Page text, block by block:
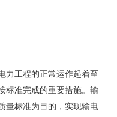
工程的正常运作起着至
标准完成的重要措施。输
量标准为目的，实现输电